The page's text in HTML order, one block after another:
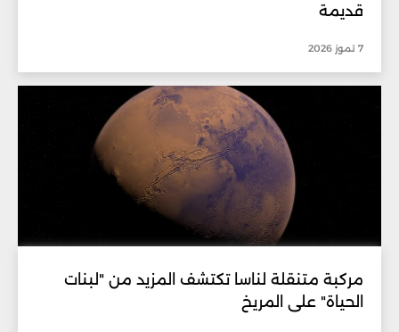
قديمة
7 تموز 2026
مركبة متنقلة لناسا تكتشف المزيد من "لبنات
الحياة" على المريخ